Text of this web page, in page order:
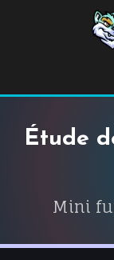
Étude
Mini